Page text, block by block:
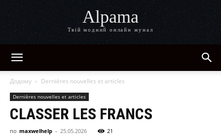
Alpama
Твій модний онлайн жунал
Додому Dernières nouvelles et articles
Dernières nouvelles et articles
CLASSER LES FRANCS
по maxwelhelp - 25.05.2026 21